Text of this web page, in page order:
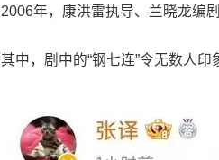
2006年，康洪雷执导、兰晓龙编
其中，剧中的“钢七连”令无数人印